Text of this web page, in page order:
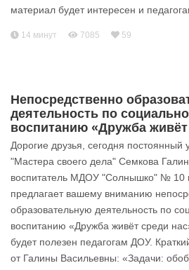
материал будет интересен и
14 минут 7085 59
Непосредственно
деятельность по
воспитанию «Дружба
Дорогие друзья, сегодня постоянный
"Мастера своего дела" Семкова
воспитатель МДОУ "Солнышко" № 10
предлагает вашему вниманию
образовательную деятельность по
воспитанию «Дружба живёт среди
будет полезен педагогам ДОУ.
от Галины Васильевны: «Задачи: